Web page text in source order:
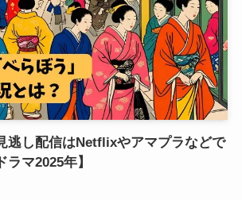
逃し配信はNetflixやアマプラなどで
マ2025年】